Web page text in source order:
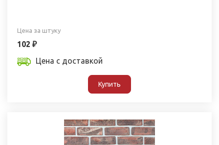
Цена за штуку
102 ₽
Цена с доставкой
Купить